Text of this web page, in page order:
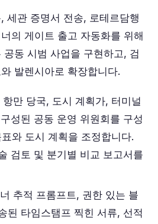
세관 증명서 전송, 로테르담행
의 게이트 출고 자동화를 위해
동 시범 사업을 구현하고, 검
발렌시아로 확장합니다.
만 당국, 도시 계획가, 터미널
성된 공동 운영 위원회를 구성
와 도시 계획을 조정합니다.
검토 및 분기별 비교 보고서를
추적 프롬프트, 권한 있는 블
된 타임스탬프 찍힌 서류, 선적